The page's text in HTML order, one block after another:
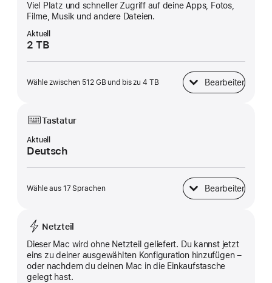
Viel Platz und schneller Zugriff auf deine Apps, Fotos,
Filme, Musik und andere Dateien.
Aktuell
2 TB
Wähle zwischen 512 GB und bis zu 4 TB Bearbeiten
SSD Speicher
Tastatur
Aktuell
Deutsch
Wähle aus 17 Sprachen Bearbeiten
Tastatur
Netzteil
Dieser Mac wird ohne Netzteil geliefert. Du kannst jetzt
eins zu deiner ausgewählten Konfiguration hinzufügen –
oder nachdem du deinen Mac in die Einkaufstasche
gelegt hast.